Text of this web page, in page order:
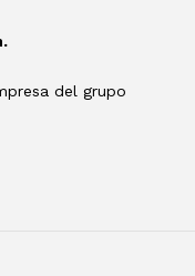
del grupo